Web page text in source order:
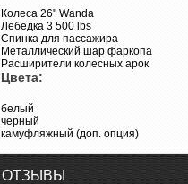
Колеса 26" Wanda
Лебедка 3 500 lbs
Спинка для пассажира
Металлический шар фаркопа
Расширители колесных арок
Цвета:
белый
черный
камуфляжный (доп. опция)
ОТЗЫВЫ